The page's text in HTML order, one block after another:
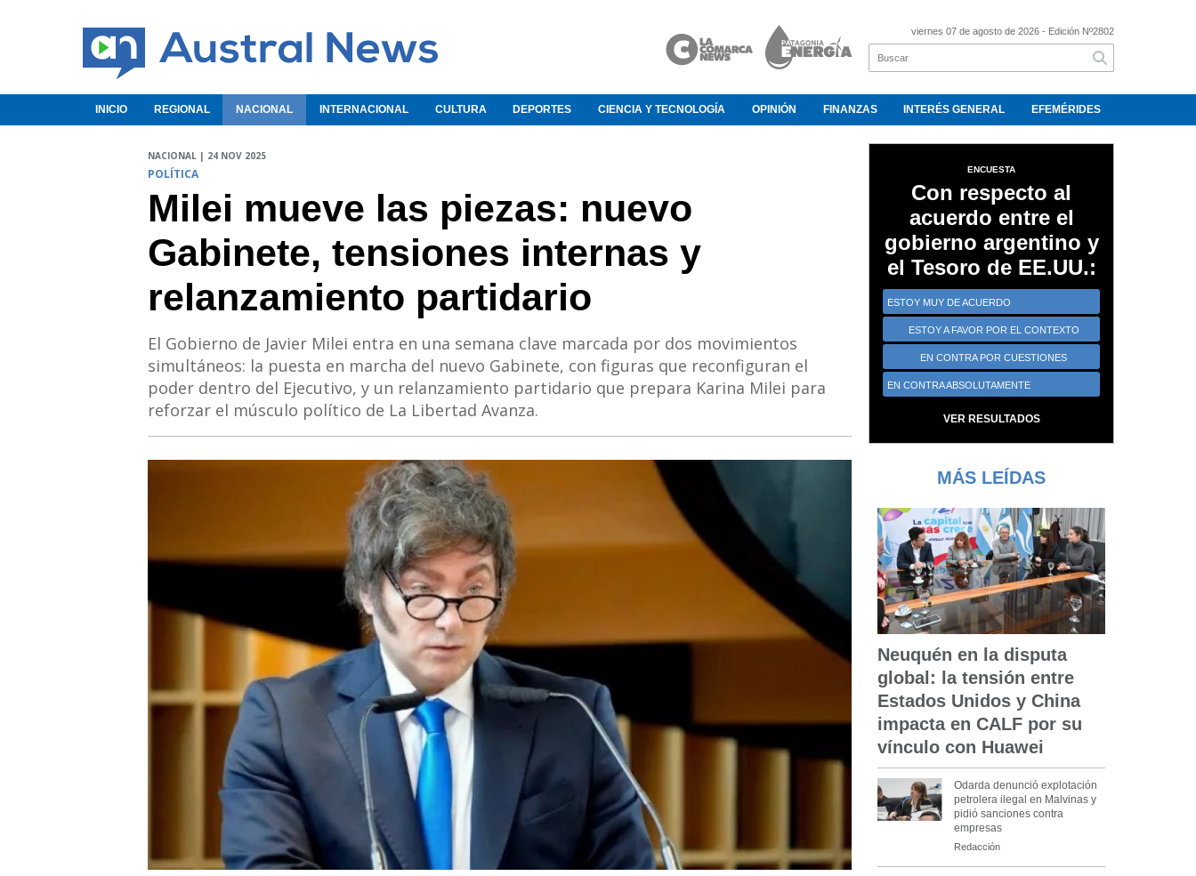
viernes 07 de agosto de 2026 - Edición Nº2802
INICIO REGIONAL NACIONAL INTERNACIONAL CULTURA DEPORTES CIENCIA Y TECNOLOGÍA OPINIÓN FINANZAS INTERÉS GENERAL EFEMÉRIDES
NACIONAL | 24 NOV 2025
POLÍTICA
Milei mueve las piezas: nuevo
Gabinete, tensiones internas y
relanzamiento partidario
El Gobierno de Javier Milei entra en una semana clave marcada por dos movimientos
simultáneos: la puesta en marcha del nuevo Gabinete, con figuras que reconfiguran el
poder dentro del Ejecutivo, y un relanzamiento partidario que prepara Karina Milei para
reforzar el músculo político de La Libertad Avanza.
ENCUESTA
Con respecto al
acuerdo entre el
gobierno argentino y
el Tesoro de EE.UU.:
ESTOY MUY DE ACUERDO
ESTOY A FAVOR POR EL CONTEXTO
CRÍTICO
EN CONTRA POR CUESTIONES
ESTRATÉGICAS
EN CONTRA ABSOLUTAMENTE
VER RESULTADOS
MÁS LEÍDAS
Neuquén en la disputa
global: la tensión entre
Estados Unidos y China
impacta en CALF por su
vínculo con Huawei
Odarda denunció explotación
petrolera ilegal en Malvinas y
pidió sanciones contra
empresas
Redacción